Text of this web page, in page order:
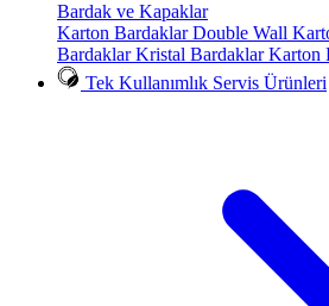
Bardak ve Kapaklar
Karton BardaklarDouble Wall
BardaklarKristal BardaklarKarton
Tek Kullanımlık Servis Ürünleri